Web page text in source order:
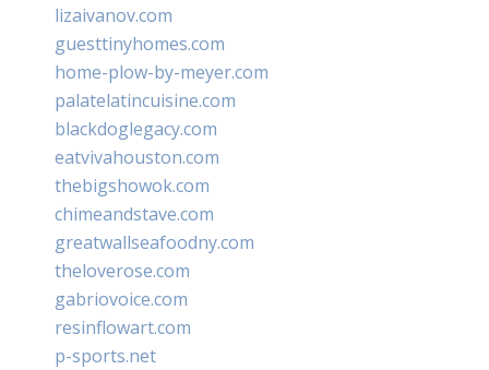
lizaivanov.com
guesttinyhomes.com
home-plow-by-meyer.com
palatelatincuisine.com
blackdoglegacy.com
eatvivahouston.com
thebigshowok.com
chimeandstave.com
greatwallseafoodny.com
theloverose.com
gabriovoice.com
resinflowart.com
p-sports.net